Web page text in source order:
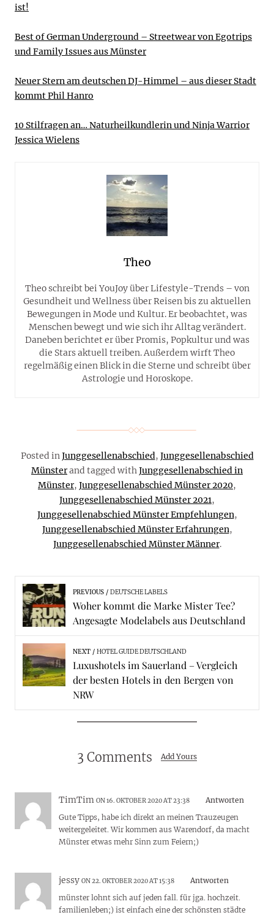
ist!
Best of German Underground – Streetwear von Egotrips
und Family Issues aus Münster
Neuer Stern am deutschen DJ-Himmel – aus dieser Stadt
kommt Phil Hanro
10 Stilfragen an… Naturheilkundlerin und Ninja Warrior
Jessica Wielens
Theo
Theo schreibt bei YouJoy über Lifestyle-Trends – von
Gesundheit und Wellness über Reisen bis zu aktuellen
Bewegungen in Mode und Kultur. Er beobachtet, was
Menschen bewegt und wie sich ihr Alltag verändert.
Daneben berichtet er über Promis, Popkultur und was
die Stars aktuell treiben. Außerdem wirft Theo
regelmäßig einen Blick in die Sterne und schreibt über
Astrologie und Horoskope.
Posted inJunggesellenabschied, Junggesellenabschied
Münsterand tagged withJunggesellenabschied in
Münster, Junggesellenabschied Münster 2020,
Junggesellenabschied Münster 2021,
Junggesellenabschied Münster Empfehlungen,
Junggesellenabschied Münster Erfahrungen,
Junggesellenabschied Münster Männer.
PREVIOUS DEUTSCHE LABELS
Woher kommt die Marke Mister Tee?
Angesagte Modelabels aus Deutschland
NEXT HOTEL GUIDE DEUTSCHLAND
Luxushotels im Sauerland – Vergleich
der besten Hotels in den Bergen von
NRW
3 Comments Add Yours
TimTim ON 16. OKTOBER 2020 AT 23:38
Antworten
Gute Tipps, habe ich direkt an meinen Trauzeugen
weitergeleitet. Wir kommen aus Warendorf, da macht
Münster etwas mehr Sinn zum Feiern;)
jessy ON 22. OKTOBER 2020 AT 15:38
Antworten
münster lohnt sich auf jeden fall. für jga. hochzeit.
familienleben;) ist einfach eine der schönsten städte